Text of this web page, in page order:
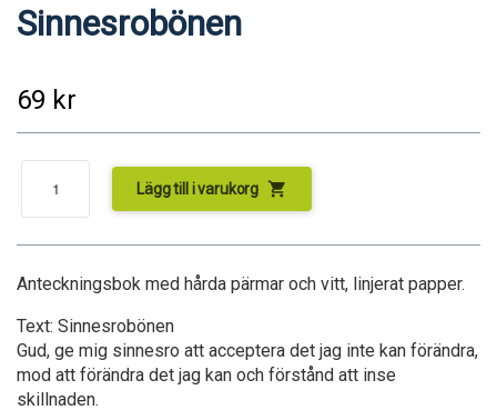
Sinnesrobönen
69 kr
Lägg till i varukorg shopping_cart
Anteckningsbok med hårda pärmar och vitt, linjerat papper.
Text: Sinnesrobönen
Gud, ge mig sinnesro att acceptera det jag inte kan förändra,
mod att förändra det jag kan och förstånd att inse
skillnaden.